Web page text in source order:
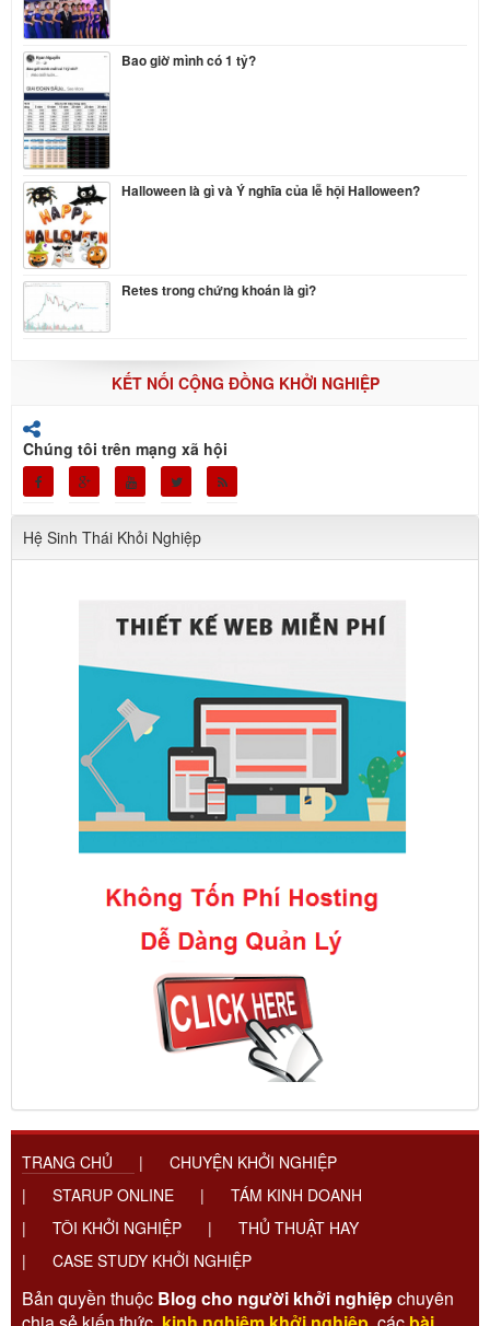
Bao giờ mình có 1 tỷ?
Halloween là gì và Ý nghĩa của lễ hội Halloween?
Retes trong chứng khoán là gì?
KẾT NỐI CỘNG ĐỒNG KHỞI NGHIỆP
Chúng tôi trên mạng xã hội
Hệ Sinh Thái Khỏi Nghiệp
TRANG CHỦ |
CHUYỆN KHỞI NGHIỆP
|
STARUP ONLINE |
TÁM KINH DOANH
|
TÔI KHỞI NGHIỆP |
THỦ THUẬT HAY
|
CASE STUDY KHỞI NGHIỆP
Bản quyền thuộc Blog cho người khởi nghiệpchuyên